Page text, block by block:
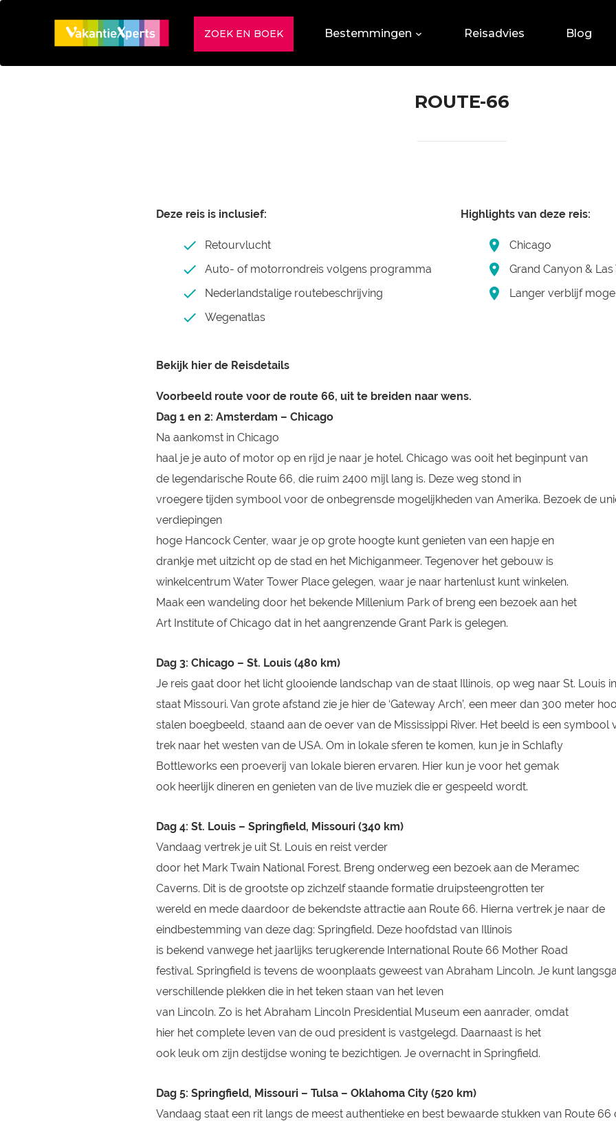
ZOEK EN BOEK Bestemmingen Reisadvies Blog
ROUTE-66
Deze reis is inclusief:
Retourvlucht
Auto- of motorrondreis volgens programma
Nederlandstalige routebeschrijving
Wegenatlas
Highlights van deze reis:
Chicago
Grand Canyon & Las
Langer verblijf
Bekijk hier de Reisdetails
Voorbeeld route voor de route 66, uit te breiden naar wens.
Dag 1 en 2: Amsterdam – Chicago
Na aankomst in Chicago
haal je je auto of motor op en rijd je naar je hotel. Chicago was ooit het beginpunt van
de legendarische Route 66, die ruim 2400 mijllang is. Deze weg stond in
vroegere tijden symbool voor de onbegrensde mogelijkheden van Amerika. Bezoek de
verdiepingen
hoge Hancock Center, waar je op grote hoogte kunt genieten van een hapje en
drankje met uitzicht op de stad en het Michiganmeer. Tegenover het gebouw is
winkelcentrum Water Tower Place gelegen, waar je naar hartenlust kunt winkelen.
Maak een wandeling door het bekende Millenium Park of breng een bezoek aan het
Art Institute of Chicago dat in het aangrenzende Grant Park is gelegen.
Dag 3: Chicago – St. Louis (480 km)
Je reis gaat door het licht glooiende landschap van de staat Illinois, op weg naar St. Louis
staat Missouri. Van grote afstand zie je hier de ‘Gateway Arch’, een meer dan 300 meter
stalen boegbeeld, staand aan de oever van de Mississippi River. Het beeld is een symbool
trek naar het westen van de USA. Om in lokale sferen te komen, kun je in Schlafly
Bottleworks een proeverij van lokale bieren ervaren. Hier kun je voor het gemak
ook heerlijk dineren en genieten van de live muziek die er gespeeld wordt.
Dag 4: St. Louis – Springfield, Missouri (340 km)
Vandaag vertrek je uit St. Louis en reist verder
door het Mark Twain National Forest. Breng onderweg een bezoek aan de Meramec
Caverns. Dit is de grootste op zichzelf staande formatie druipsteengrotten ter
wereld en mede daardoor de bekendste attractie aan Route 66. Hierna vertrek je naar de
eindbestemming van deze dag: Springfield. Deze hoofdstad van Illinois
is bekend vanwege het jaarlijks terugkerende International Route 66 Mother Road
festival. Springfield is tevens de woonplaats geweest van Abraham Lincoln. Je kunt
verschillende plekken die in het teken staan van het leven
van Lincoln. Zo is het Abraham Lincoln Presidential Museum een aanrader, omdat
hier het complete leven van de oud president is vastgelegd. Daarnaast is het
ook leuk om zijn destijdse woning te bezichtigen. Je overnacht in Springfield.
Dag 5: Springfield, Missouri – Tulsa – Oklahoma City (520 km)
Vandaag staat een rit langs de meest authentieke en best bewaarde stukken van Route 66